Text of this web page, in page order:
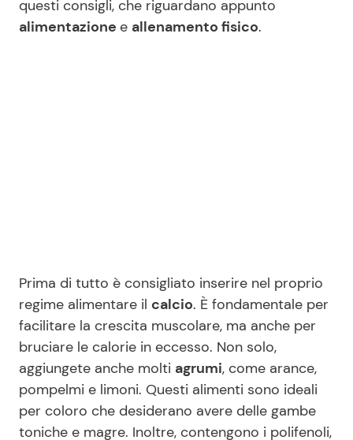
questi consigli, che riguardano appunto
alimentazione e allenamento fisico.
Prima di tutto è consigliato inserire nel proprio
regime alimentare il calcio. È fondamentale per
facilitare la crescita muscolare, ma anche per
bruciare le calorie in eccesso. Non solo,
aggiungete anche molti agrumi, come arance,
pompelmi e limoni. Questi alimenti sono ideali
per coloro che desiderano avere delle gambe
toniche e magre. Inoltre, contengono i polifenoli,